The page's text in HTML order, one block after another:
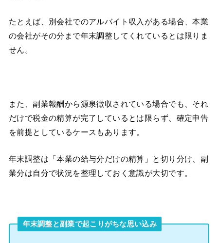
たとえば、別会社でのアルバイト収入がある場合、本業
の会社がその分まで年末調整してくれているとは限りま
せん。
また、副業報酬から源泉徴収されている場合でも、それ
だけで税金の精算が完了しているとは限らず、確定申告
を前提としているケースもあります。
年末調整は「本業の給与分だけの精算」と切り分け、副
業分は自分で状況を整理しておく意識が大切です。
年末調整と副業で起こりがちな思い込み